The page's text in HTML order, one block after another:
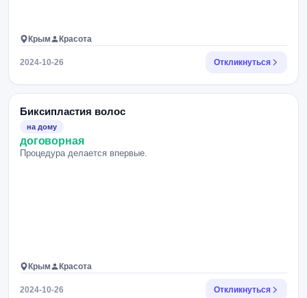
Крым Красота
2024-10-26 Откликнуться
Биксипластия волос
на дому
договорная
Процедура делается впервые.
Крым Красота
2024-10-26 Откликнуться